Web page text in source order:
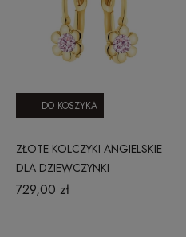
ZŁOTE KOLCZYKI ANGIELSKIE
DLA DZIEWCZYNKI
1205202330
729,00 zł
DO KOSZYKA